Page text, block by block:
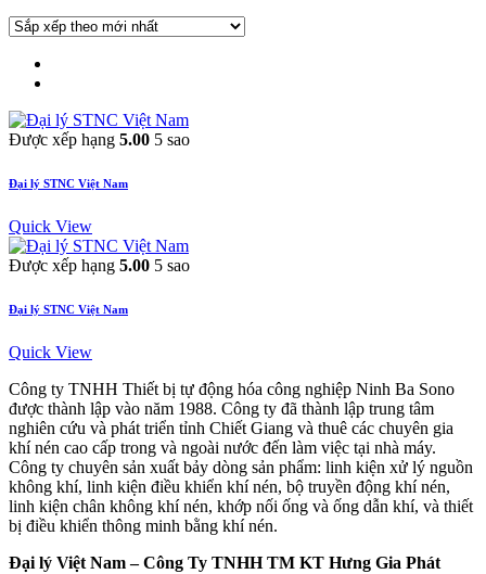
Được xếp hạng 5.00 5 sao
Đại lý STNC Việt Nam
Quick View
Được xếp hạng 5.00 5 sao
Đại lý STNC Việt Nam
Quick View
Công ty TNHH Thiết bị tự động hóa công nghiệp Ninh Ba Sono
được thành lập vào năm 1988. Công ty đã thành lập trung tâm
nghiên cứu và phát triển tỉnh Chiết Giang và thuê các chuyên gia
khí nén cao cấp trong và ngoài nước đến làm việc tại nhà máy.
Công ty chuyên sản xuất bảy dòng sản phẩm: linh kiện xử lý nguồn
không khí, linh kiện điều khiển khí nén, bộ truyền động khí nén,
linh kiện chân không khí nén, khớp nối ống và ống dẫn khí, và thiết
bị điều khiển thông minh bằng khí nén.
Đại lý Việt Nam – Công Ty TNHH TM KT Hưng Gia Phát